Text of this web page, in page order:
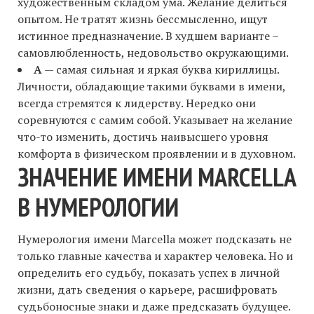
опытом. Не тратят жизнь бессмысленно, ищут
истинное предназначение. В худшем варианте –
самовлюбленность, недовольство окружающими.
A— самая сильная и яркая буква кириллицы.
Личности, обладающие такими буквами в имени,
всегда стремятся к лидерству. Нередко они
соревнуются с самим собой. Указывает на желание
что-то изменить, достичь наивысшего уровня
комфорта в физическом проявлении и в духовном.
ЗНАЧЕНИЕ ИМЕНИ MARCELLA
В НУМЕРОЛОГИИ
Нумерология имени Marcella может подсказать не
только главные качества и характер человека. Но и
определить его судьбу, показать успех в личной
жизни, дать сведения о карьере, расшифровать
судьбоносные знаки и даже предсказать будущее.